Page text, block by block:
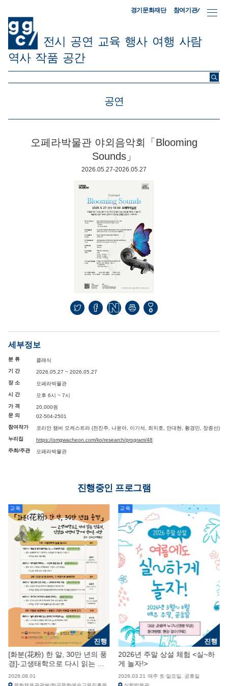
경기문화재단 참여기관/
전시 공연 교육 행사 여행 사람
역사 작품 공간
ggc/
공연
오페라박물관 야외음악회「Blooming
Sounds」
2026.05.27-2026.05.27
0
세부정보
분 류
클래식
기 간
2026.05.27 ~ 2026.05.27
장 소
오페라박물관
시 간
오후 6시 ~ 7시
가 격
20,000원
문 의
02-504-2501
참여작가
코리안 챔버 오케스트라 (전진주, 나윤아, 이기석, 최지호, 안대현, 황경민, 장종선)
누리집
https://omgwacheon.com/ko/research/program/48
주최/주관
오페라박물관
진행중인 프로그램
교육
진행
[화분(花粉) 한 알, 30만 년의 풍
경]-고생태학으로 다시 읽는 전
곡리, 인간과 자연이 함께 살아
온 시간
2026.08.01
교육
진행
2026년 주말 상설 체험 <실~하
게 놀자!>
2026.03.21 매주 토·일요일, 공휴일